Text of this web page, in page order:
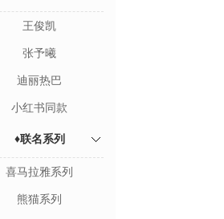
王俊凯
张予曦
迪丽热巴
小红书同款
♦联名系列
喜马拉雅系列
熊猫系列